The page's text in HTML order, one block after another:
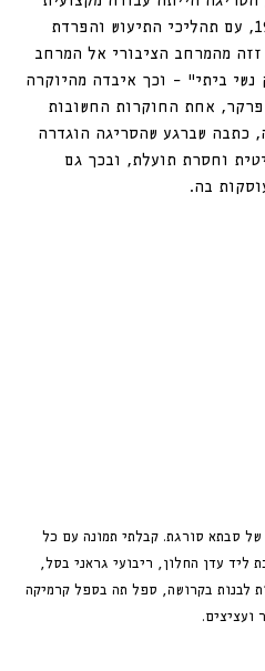
ופרנסה מכובדת. רק במאה ה־19, עם תהליכי התיעוש והפרדת
מהמרחב הציבורי אל המרחב
ביתי” – וכך איבדה מהיוקרה
פרקר, אחת החוקרות החשובות
כתבה שברגע שהסריגה הוגדרה
וחסרת תועלת, ובכך גם
בה.
של סבתא סורגת. קבלתי תמונה עם כל
ליד עדן החלון, ריבועי גראני בסל,
לבנות בקרושה, ספל תה בספל קרמיקה
ועציצים.